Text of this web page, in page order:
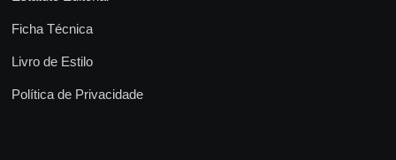
Ficha Técnica
Livro de Estilo
Política de Privacidade